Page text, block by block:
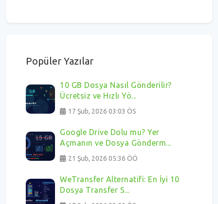
Popüler Yazılar
10 GB Dosya Nasıl Gönderilir?
Ücretsiz ve Hızlı Yö...
17 Şub, 2026 03:03 ÖS
Google Drive Dolu mu? Yer
Açmanın ve Dosya Gönderm...
21 Şub, 2026 05:36 ÖÖ
WeTransfer Alternatifi: En İyi 10
Dosya Transfer S...